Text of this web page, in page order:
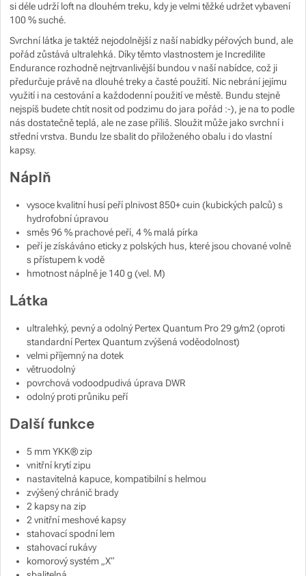
si déle udrží loft na dlouhém treku, kdy je velmi těžké udržet vybavení
100 % suché.
Svrchní látka je taktéž nejodolnější z naší nabídky péřových bund, ale
pořád zůstává ultralehká. Díky těmto vlastnostem je Incredilite
Endurance rozhodně nejtrvanlivější bundou v naší nabídce, což ji
předurčuje právě na dlouhé treky a časté použití. Nic nebrání jejímu
využití i na cestování a každodenní použití ve městě. Bundu stejně
nejspíš budete chtít nosit od podzimu do jara pořád :-), je na to podle
nás dostatečně teplá, ale ne zase příliš. Sloužit může jako svrchní i
střední vrstva. Bundu lze sbalit do přiloženého obalu i do vlastní
kapsy.
Náplň
vysoce kvalitní husí peří plnivost 850+ cuin (kubických palců) s
hydrofobní úpravou
směs 96 % prachové peří, 4 % malá pírka
peří je získáváno eticky z polských hus, které jsou chované volně
s přístupem k vodě
hmotnost náplně je 140 g (vel. M)
Látka
ultralehký, pevný a odolný Pertex Quantum Pro 29 g/m2 (oproti
standardní Pertex Quantum zvýšená voděodolnost)
velmi příjemný na dotek
větruodolný
povrchová vodoodpudivá úprava DWR
odolný proti průniku peří
Další funkce
5 mm YKK® zip
vnitřní krytí zipu
nastavitelná kapuce, kompatibilní s helmou
zvýšený chránič brady
2 kapsy na zip
2 vnitřní meshové kapsy
stahovací spodní lem
stahovací rukávy
komorový systém „X“
Zobrazit více
Zobrazit více
Zobrazit více
Zobrazit více
Zobrazit více
Zobrazit více
Zobrazit více
Zobrazit více
Zobrazit více
Zobrazit více
Zobrazit více
Zobrazit více
Zobrazit více